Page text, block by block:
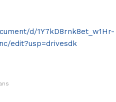
d/1Y7kD8rnk8et_w1Hr-
edit?usp=drivesdk